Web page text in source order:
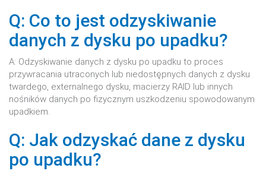
Q: Co to jest odzyskiwanie
danych z dysku po upadku?
A: Odzyskiwanie danych z dysku po upadku to proces
przywracania utraconych lub niedostępnych danych z dysku
twardego, externalnego dysku, macierzy RAID lub innych
nośników danych po fizycznym uszkodzeniu spowodowanym
upadkiem.
Q: Jak odzyskać dane z dysku
po upadku?